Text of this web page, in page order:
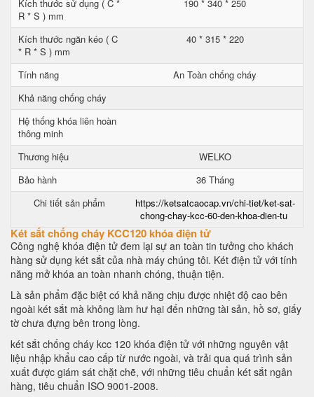
Kích thước sử dụng ( C *
R * S ) mm
190 * 340 * 250
Kích thước ngăn kéo ( C
* R * S ) mm
40 * 315 * 220
Tính năng
An Toàn chống cháy
Khả năng chống cháy
Hệ thống khóa liên hoàn
thông minh
Thương hiệu
WELKO
Bảo hành
36 Tháng
Chi tiết sản phẩm
https://ketsatcaocap.vn/chi-tiet/ket-sat-
chong-chay-kcc-60-den-khoa-dien-tu
Két sắt chống cháy KCC120 khóa điện tử
Công nghệ khóa điện tử đem lại sự an toàn tin tưởng cho khách
hàng sử dụng két sắt của nhà máy chúng tôi. Két điện tử với tính
năng mở khóa an toàn nhanh chóng, thuận tiện.
Là sản phẩm đặc biệt có khả năng chịu được nhiệt độ cao bên
ngoài két sắt mà không làm hư hại đến những tài sản, hồ sơ, giấy
tờ chưa đựng bên trong lòng.
két sắt chống cháy kcc 120 khóa điện tử với những nguyên vật
liệu nhập khẩu cao cấp từ nước ngoài, và trải qua quá trình sản
xuất được giám sát chặt chẽ, với những tiêu chuẩn két sắt ngân
hàng, tiêu chuẩn ISO 9001-2008.